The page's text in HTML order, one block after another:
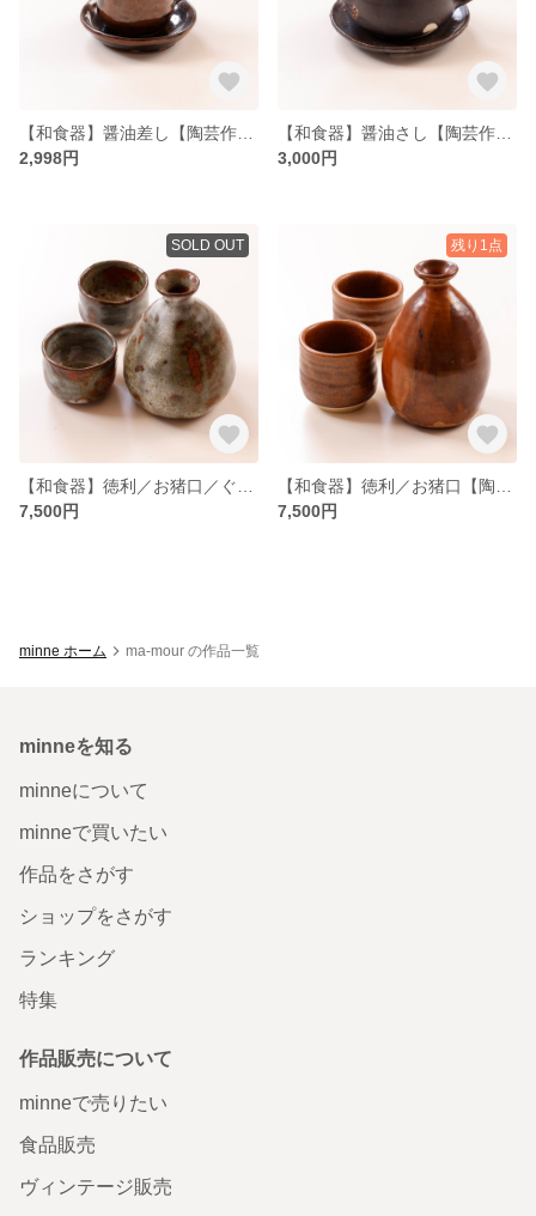
2,998円
3,000円
SOLD OUT
7,500円
残り1点
7,500円
minne ホーム ma-mour の作品一覧
minneを知る
minneについて
minneで買いたい
作品をさがす
ショップをさがす
ランキング
特集
作品販売について
minneで売りたい
食品販売
ヴィンテージ販売